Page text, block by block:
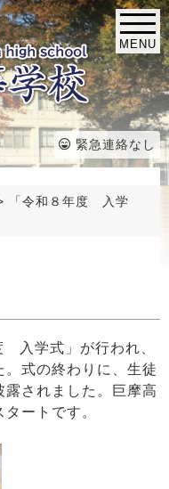
MENU
緊急連絡なし
「令和８年度 入学
入学式」が行われ、
。式の終わりに、生徒
されました。巨摩高
ートです。